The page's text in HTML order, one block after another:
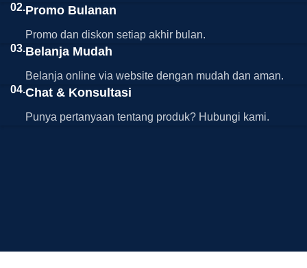
02.Promo Bulanan
Promo dan diskon setiap akhir bulan.
03.Belanja Mudah
Belanja online via website dengan mudah dan aman.
04.Chat & Konsultasi
Punya pertanyaan tentang produk? Hubungi kami.